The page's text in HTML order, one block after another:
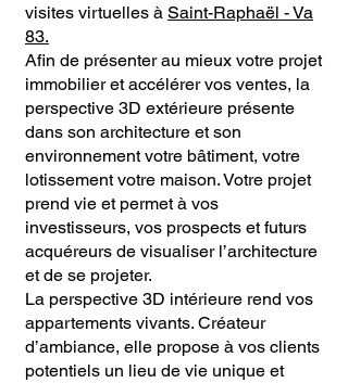
visites virtuelles à Saint-Raphaël - Va
83.
Afin de présenter au mieux votre projet
immobilier et accélérer vos ventes, la
perspective 3D extérieure présente
dans son architecture et son
environnement votre bâtiment, votre
lotissement votre maison. Votre projet
prend vie et permet à vos
investisseurs, vos prospects et futurs
acquéreurs de visualiser l’architecture
et de se projeter.
La perspective 3D intérieure rend vos
appartements vivants. Créateur
d’ambiance, elle propose à vos clients
potentiels un lieu de vie unique et